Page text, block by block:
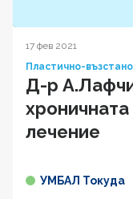
17 фев 2021
Пластично-
Д-р
лечение
УМБАЛ Токуда